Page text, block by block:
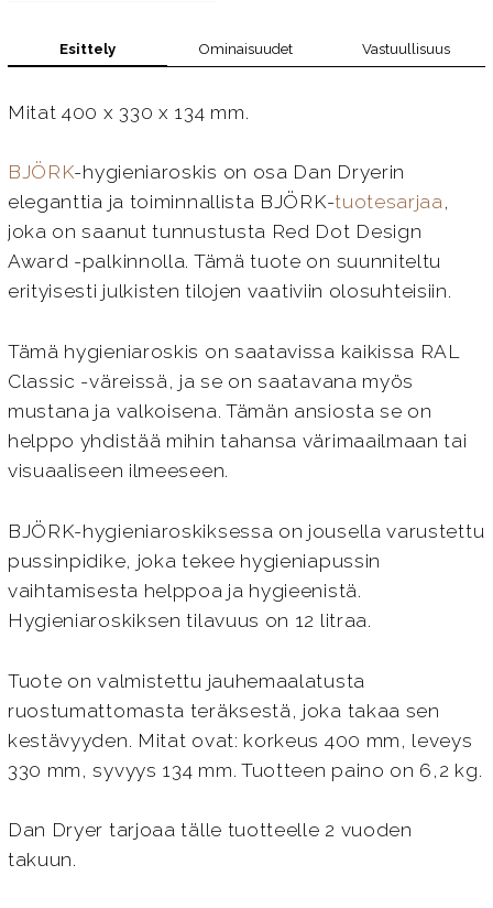
Esittely Ominaisuudet Vastuullisuus
Mitat 400 x 330 x 134 mm.
BJÖRK-hygieniaroskis on osa Dan Dryerin
eleganttia ja toiminnallista BJÖRK-tuotesarjaa,
joka on saanut tunnustusta Red Dot Design
Award -palkinnolla. Tämä tuote on suunniteltu
erityisesti julkisten tilojen vaativiin olosuhteisiin.
Tämä hygieniaroskis on saatavissa kaikissa RAL
Classic -väreissä, ja se on saatavana myös
mustana ja valkoisena. Tämän ansiosta se on
helppo yhdistää mihin tahansa värimaailmaan tai
visuaaliseen ilmeeseen.
BJÖRK-hygieniaroskiksessa on jousella varustettu
pussinpidike, joka tekee hygieniapussin
vaihtamisesta helppoa ja hygieenistä.
Hygieniaroskiksen tilavuus on 12 litraa.
Tuote on valmistettu jauhemaalatusta
ruostumattomasta teräksestä, joka takaa sen
kestävyyden. Mitat ovat: korkeus 400 mm, leveys
330 mm, syvyys 134 mm. Tuotteen paino on 6,2 kg.
Dan Dryer tarjoaa tälle tuotteelle 2 vuoden
takuun.